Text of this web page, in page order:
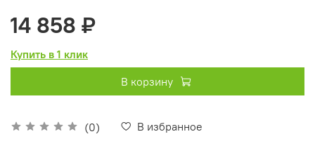
(0) В избранное
14 858 ₽
Купить в 1 клик
В корзину